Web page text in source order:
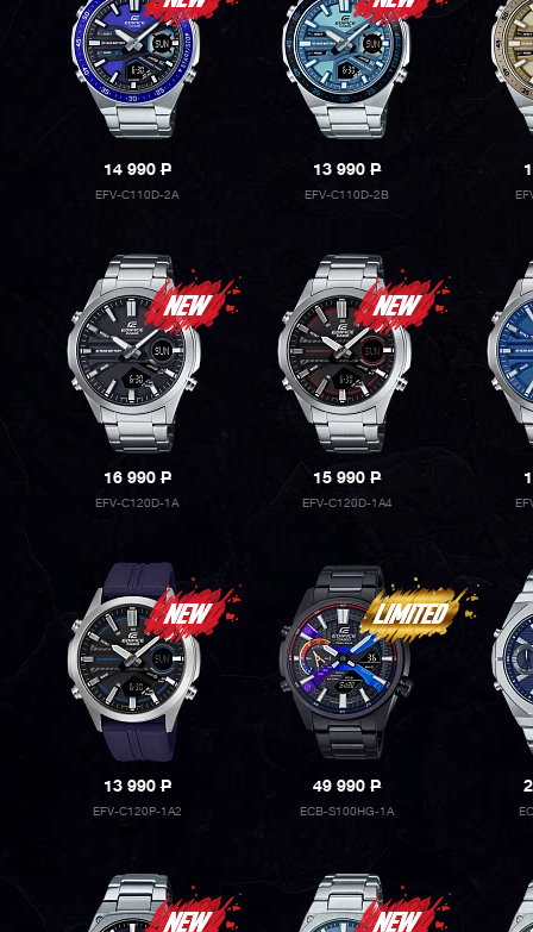
14 990P
EFV-C110D-2A
13 990P
EFV-C110D-2B
16 990P
EFV-C120D-1A
15 990P
EFV-C120D-1A4
13 990P
EFV-C120P-1A2
49 990P
ECB-S100HG-1A